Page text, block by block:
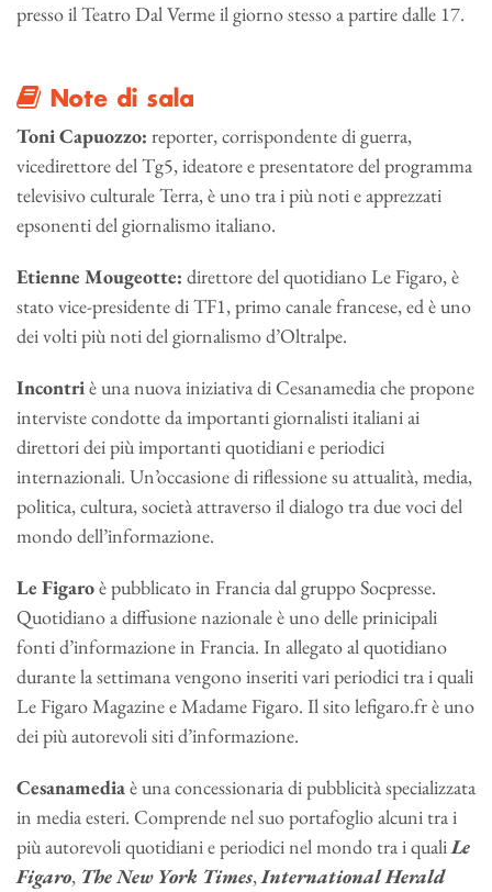
presso il Teatro Dal Verme il giorno stesso a partire dalle 17.
Note di sala
Toni Capuozzo: reporter, corrispondente di guerra,
vicedirettore del Tg5, ideatore e presentatore del programma
televisivo culturale Terra, è uno tra i più noti e apprezzati
epsonenti del giornalismo italiano.
Etienne Mougeotte: direttore del quotidiano Le Figaro, è
stato vice-presidente di TF1, primo canale francese, ed è uno
dei volti più noti del giornalismo d’Oltralpe.
Incontriè una nuova iniziativa di Cesanamedia che propone
interviste condotte da importanti giornalisti italiani ai
direttori dei più importanti quotidiani e periodici
internazionali. Un’occasione di riflessione su attualità, media,
politica, cultura, società attraverso il dialogo tra due voci del
mondo dell’informazione.
Le Figaroè pubblicato in Francia dal gruppo Socpresse.
Quotidiano a diffusione nazionale è uno delle prinicipali
fonti d’informazione in Francia. In allegato al quotidiano
durante la settimana vengono inseriti vari periodici tra i quali
Le Figaro Magazine e Madame Figaro. Il sito lefigaro.fr è uno
dei più autorevoli siti d’informazione.
Cesanamediaè una concessionaria di pubblicità specializzata
in media esteri. Comprende nel suo portafoglio alcuni tra i
più autorevoli quotidiani e periodici nel mondo tra i qualiLe
Figaro, The New York Times,International Herald